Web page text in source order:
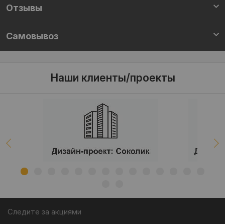
Отзывы
Самовывоз
Наши клиенты/проекты
Следите за акциями